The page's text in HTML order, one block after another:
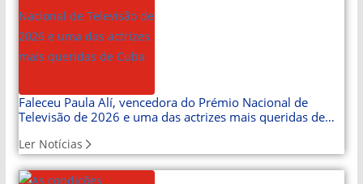
Faleceu Paula Alí, vencedora do Prémio Nacional de
Televisão de 2026 e uma das actrizes mais queridas de
Ler Notícias